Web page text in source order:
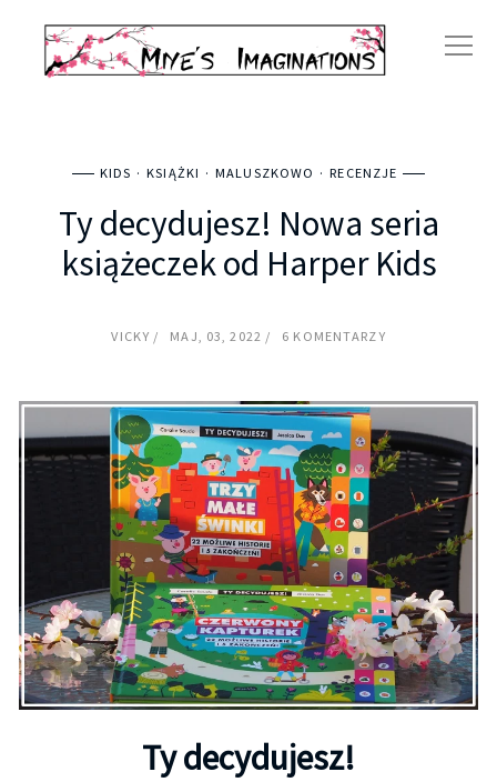
KIDS KSIĄŻKI MALUSZKOWO RECENZJE
Ty decydujesz! Nowa seria
książeczek od Harper Kids
VICKY MAJ, 03, 2022 6 KOMENTARZY
Ty decydujesz!